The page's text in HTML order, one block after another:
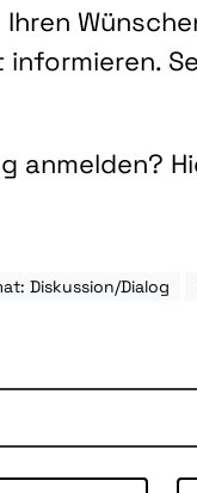
anmelden?
Diskussion/Dialog